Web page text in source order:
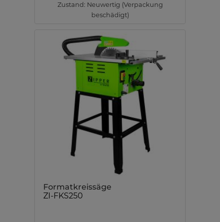
Zustand: Neuwertig (Verpackung
beschädigt)
Formatkreissäge
ZI-FKS250